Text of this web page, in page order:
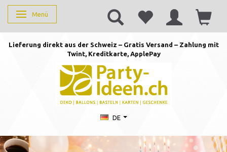
Anzeige ändern
Menü
Lieferung direkt aus der Schweiz – Gratis Versand – Zahlung mit
Twint, Kreditkarte, ApplePay
DE